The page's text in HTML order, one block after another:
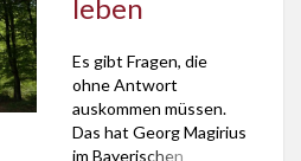
auf die Höhe von
Fränkischen Odenwald.
Dort geht er Rundweg
3. Was aber hat die
Höhe […]
leben
Es gibt Fragen, die
ohne Antwort
auskommen müssen.
Das hat Georg Magirius
im Bayerischen